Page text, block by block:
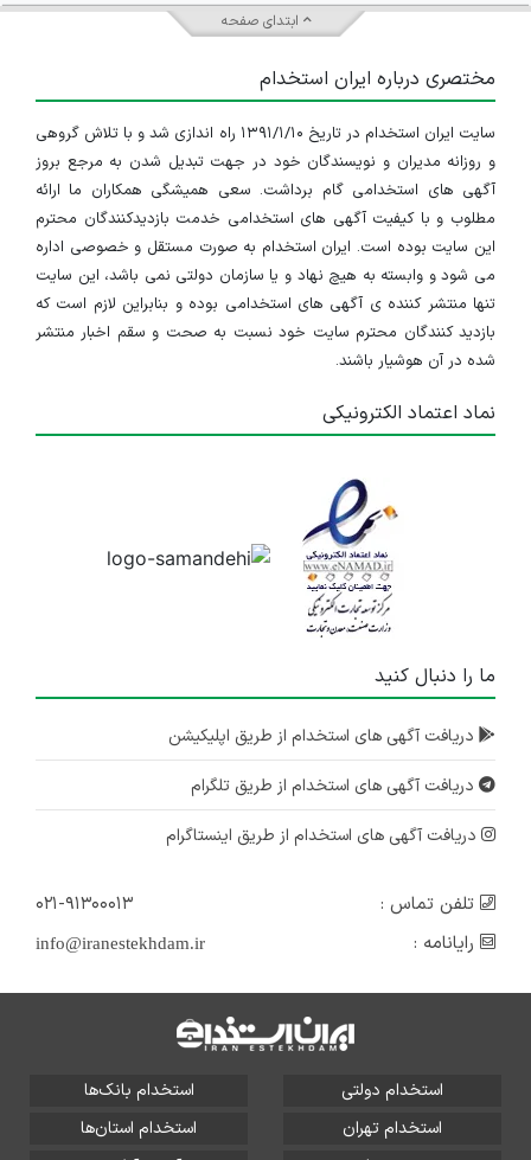
ابتدای صفحه
مختصری درباره ایران استخدام
سایت ایران استخدام در تاریخ ۱۳۹۱/۱/۱۰ راه اندازی شد و با تلاش گروهی
و روزانه مدیران و نویسندگان خود در جهت تبدیل شدن به مرجع بروز
آگهی های استخدامی گام برداشت. سعی همیشگی همکاران ما ارائه
مطلوب و با کیفیت آگهی های استخدامی خدمت بازدیدکنندگان محترم
این سایت بوده است. ایران استخدام به صورت مستقل و خصوصی اداره
می شود و وابسته به هیچ نهاد و یا سازمان دولتی نمی باشد، این سایت
تنها منتشر کننده ی آگهی های استخدامی بوده و بنابراین لازم است که
بازدید کنندگان محترم سایت خود نسبت به صحت و سقم اخبار منتشر
شده در آن هوشیار باشند.
نماد اعتماد الکترونیکی
ما را دنبال کنید
دریافت آگهی های استخدام از طریق اپلیکیشن
دریافت آگهی های استخدام از طریق تلگرام
دریافت آگهی های استخدام از طریق اینستاگرام
تلفن تماس :
۰۲۱-۹۱۳۰۰۰۱۳
رایانامه :
info@iranestekhdam.ir
استخدام دولتی
استخدام بانک‌ها
استخدام تهران
استخدام استان‌ها